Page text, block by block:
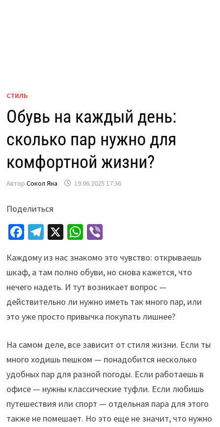
СТИЛЬ
Обувь на каждый день:
сколько пар нужно для
комфортной жизни?
Автор Сокол Яна 19.06.2025 17:36
Поделиться
Fa
b
o
o
k
Te
gr
a
m
X W
at
sA
p
p
Vi
er
Каждому из нас знакомо это чувство: открываешь
шкаф, а там полно обуви, но снова кажется, что
нечего надеть. И тут возникает вопрос —
действительно ли нужно иметь так много пар, или
это уже просто привычка покупать лишнее?
На самом деле, все зависит от стиля жизни. Если ты
много ходишь пешком — понадобится несколько
удобных пар для разной погоды. Если работаешь в
офисе — нужны классические туфли. Если любишь
путешествия или спорт — отдельная пара для этого
также не помешает. Но это еще не значит, что нужно